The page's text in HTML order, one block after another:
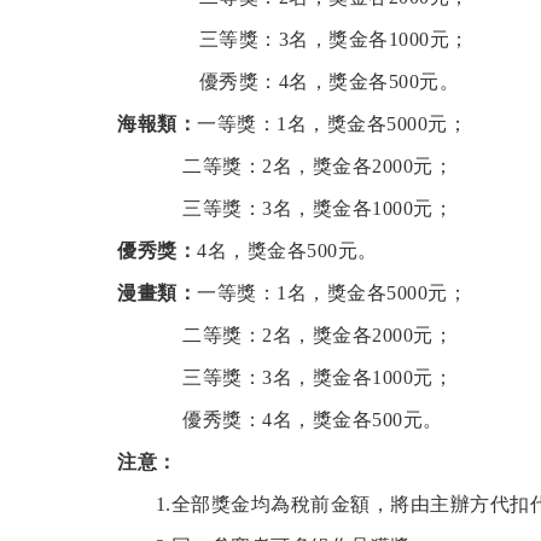
三等獎：3名，獎金各1000元；
優秀獎：4名，獎金各500元。
海報類： 一等獎：1名，獎金各5000元；
二等獎：2名，獎金各2000元；
三等獎：3名，獎金各1000元；
優秀獎： 4名，獎金各500元。
漫畫類： 一等獎：1名，獎金各5000元；
二等獎：2名，獎金各2000元；
三等獎：3名，獎金各1000元；
優秀獎：4名，獎金各500元。
注意：
1.全部獎金均為稅前金額，將由主辦方代扣